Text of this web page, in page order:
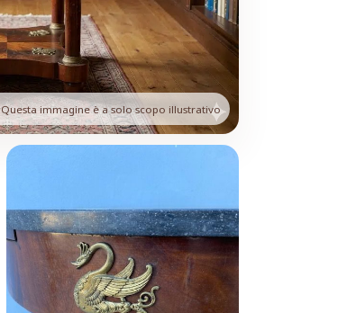
Questa immagine è a solo scopo illustrativo